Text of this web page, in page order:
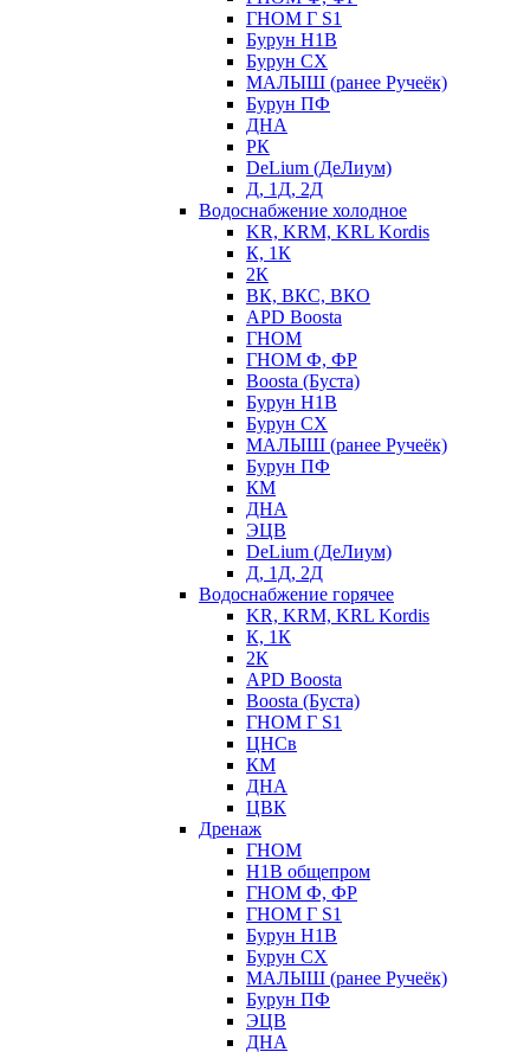
ГНОМ Г S1
Бурун Н1В
Бурун СХ
МАЛЫШ (ранее Ручеёк)
Бурун ПФ
ДНА
РК
DeLium (ДеЛиум)
Д, 1Д, 2Д
Водоснабжение холодное
KR, KRM, KRL Kordis
К, 1К
2К
ВК, ВКС, ВКО
APD Boosta
ГНОМ
ГНОМ Ф, ФР
Boosta (Буста)
Бурун Н1В
Бурун СХ
МАЛЫШ (ранее Ручеёк)
Бурун ПФ
КМ
ДНА
ЭЦВ
DeLium (ДеЛиум)
Д, 1Д, 2Д
Водоснабжение горячее
KR, KRM, KRL Kordis
К, 1К
2К
APD Boosta
Boosta (Буста)
ГНОМ Г S1
ЦНСв
КМ
ДНА
ЦВК
Дренаж
ГНОМ
Н1В общепром
ГНОМ Ф, ФР
ГНОМ Г S1
Бурун Н1В
Бурун СХ
МАЛЫШ (ранее Ручеёк)
Бурун ПФ
ЭЦВ
ДНА